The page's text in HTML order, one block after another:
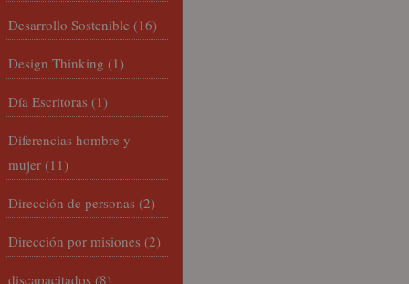
Desarrollo Sostenible (16)
Design Thinking (1)
Día Escritoras (1)
Diferencias hombre y
mujer (11)
Dirección de personas (2)
Dirección por misiones (2)
discapacitados (8)